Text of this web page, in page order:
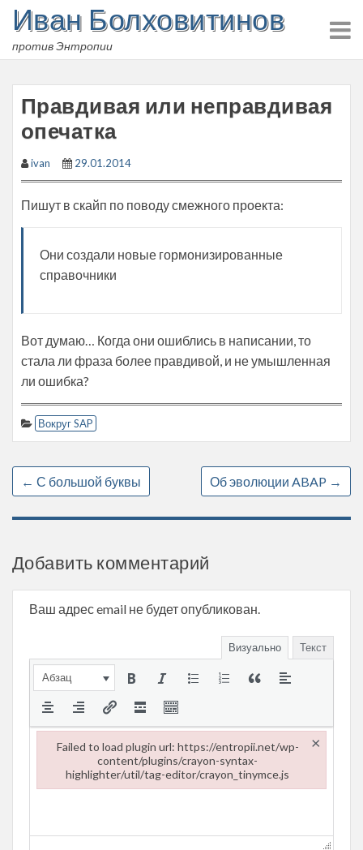
Skip
content
Иван Болховитинов
против Энтропии
Правдивая или неправдивая
опечатка
ivan 29.01.2014
Пишут в скайп по поводу смежного проекта:
Они создали новые гормонизированные
справочники
Вот думаю… Когда они ошиблись в написании, то
стала ли фраза более правдивой, и не умышленная
ли ошибка?
Вокруг SAP
← С большой буквы Об эволюции ABAP →
Добавить комментарий
Ваш адрес email не будет опубликован.
Визуально Текст
Абзац
Failed to load plugin url: https://entropii.net/wp-
content/plugins/crayon-syntax-
highlighter/util/tag-editor/crayon_tinymce.js
×
Failed to load plugin url: https://entropii.net/wp-content/